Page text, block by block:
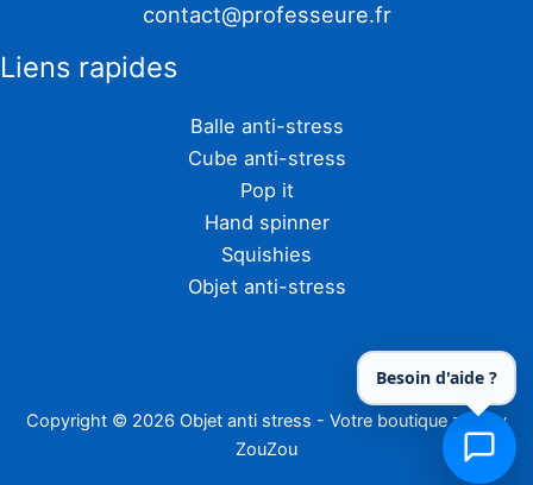
contact@professeure.fr
Liens rapides
Balle anti-stress
Cube anti-stress
Pop it
Hand spinner
Squishies
Objet anti-stress
Copyright © 2026 Objet anti stress - Votre boutique zen by
ZouZou
Besoin d'aide ?